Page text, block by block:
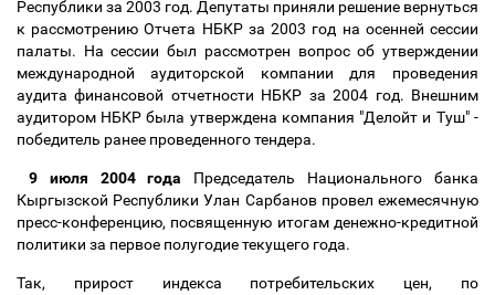
Республики за 2003 год. Депутаты приняли решение вернуться
к рассмотрению Отчета НБКР за 2003 год на осенней сессии
палаты. На сессии был рассмотрен вопрос об утверждении
международной аудиторской компании для проведения
аудита финансовой отчетности НБКР за 2004 год. Внешним
аудитором НБКР была утверждена компания "Делойт и Туш" -
победитель ранее проведенного тендера.
9 июля 2004 года Председатель Национального банка
Кыргызской Республики Улан Сарбанов провел ежемесячную
пресс-конференцию, посвященную итогам денежно-кредитной
политики за первое полугодие текущего года.
Так, прирост индекса потребительских цен, по